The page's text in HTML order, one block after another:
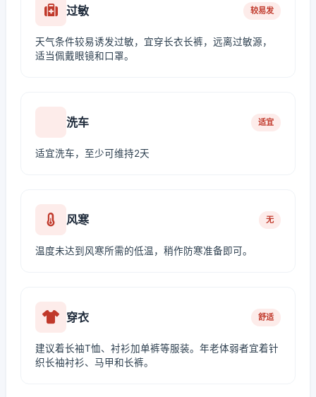
过敏 较易发
天气条件较易诱发过敏，宜穿长衣长裤，远离过敏源，
适当佩戴眼镜和口罩。
洗车 适宜
适宜洗车，至少可维持2天
风寒 无
温度未达到风寒所需的低温，稍作防寒准备即可。
穿衣 舒适
建议着长袖T恤、衬衫加单裤等服装。年老体弱者宜着针
织长袖衬衫、马甲和长裤。